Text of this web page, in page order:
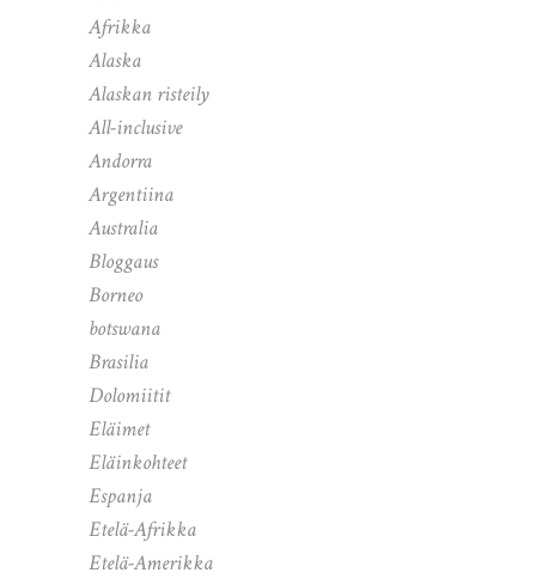
Afrikka
Alaska
Alaskan risteily
All-inclusive
Andorra
Argentiina
Australia
Bloggaus
Borneo
botswana
Brasilia
Dolomiitit
Eläimet
Eläinkohteet
Espanja
Etelä-Afrikka
Etelä-Amerikka